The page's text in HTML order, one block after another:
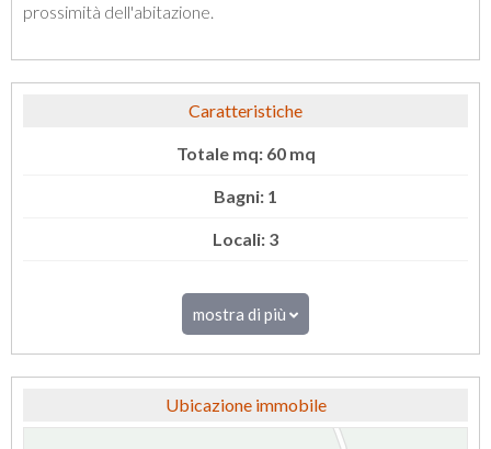
prossimità dell'abitazione.
Caratteristiche
Totale mq: 60 mq
Bagni: 1
Locali: 3
mostra di più
Ubicazione immobile